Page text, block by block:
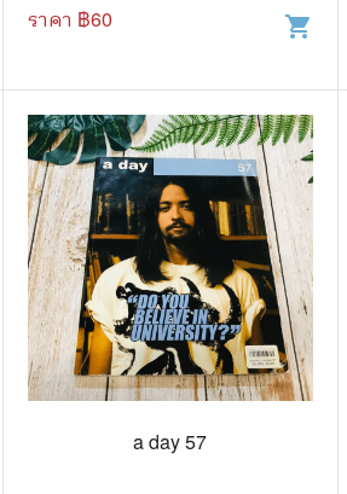
ราคา ฿60 shopping_cart
a day 57
⚔️ ต่อสู้ แอ๊คชั่น
⚽ การ์ตูนกีฬา
😀 ตลก
🔮 แฟนตาซี
🧗‍♂️ ผจญภัย ท่องเที่ยว
👽 ไซไฟ
☠️ การ์ตูนผีไทย
👩 สนพ.ยอดธิดา